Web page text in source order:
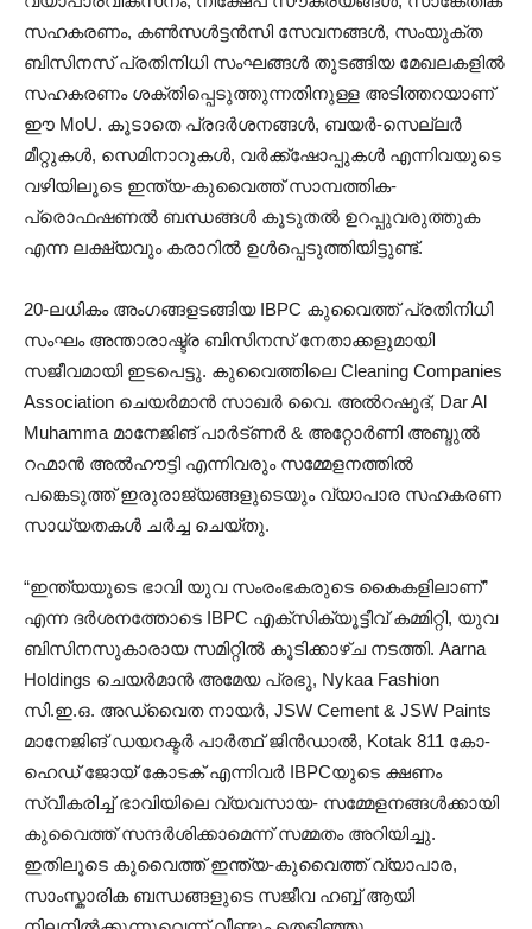
സഹകരണം, കൺസൾട്ടൻസി സേവനങ്ങൾ, സംയുക്ത
ബിസിനസ് പ്രതിനിധി സംഘങ്ങൾ തുടങ്ങിയ മേഖലകളിൽ
സഹകരണം ശക്തിപ്പെടുത്തുന്നതിനുള്ള അടിത്തറയാണ്
ഈ MoU. കൂടാതെ പ്രദർശനങ്ങൾ, ബയർ-സെല്ലർ
മീറ്റുകൾ, സെമിനാറുകൾ, വർക്ക്‌ഷോപ്പുകൾ എന്നിവയുടെ
വഴിയിലൂടെ ഇന്ത്യ-കുവൈത്ത് സാമ്പത്തിക-
പ്രൊഫഷണൽ ബന്ധങ്ങൾ കൂടുതൽ ഉറപ്പുവരുത്തുക
എന്ന ലക്ഷ്യവും കരാറിൽ ഉൾപ്പെടുത്തിയിട്ടുണ്ട്.
20-ലധികം അംഗങ്ങളടങ്ങിയ IBPC കുവൈത്ത് പ്രതിനിധി
സംഘം അന്താരാഷ്ട്ര ബിസിനസ് നേതാക്കളുമായി
സജീവമായി ഇടപെട്ടു. കുവൈത്തിലെ Cleaning Companies
Association ചെയർമാൻ സാഖർ വൈ. അൽറഷൂദ്, Dar Al
Muhamma മാനേജിങ് പാർട്ണർ & അറ്റോർണി അബ്ദുൽ
റഹ്മാൻ അൽഹൗട്ടി എന്നിവരും സമ്മേളനത്തിൽ
പങ്കെടുത്ത് ഇരുരാജ്യങ്ങളുടെയും വ്യാപാര സഹകരണ
സാധ്യതകൾ ചർച്ച ചെയ്തു.
“ഇന്ത്യയുടെ ഭാവി യുവ സംരംഭകരുടെ കൈകളിലാണ്”
എന്ന ദർശനത്തോടെ IBPC എക്സിക്യൂട്ടീവ് കമ്മിറ്റി, യുവ
ബിസിനസുകാരായ സമിറ്റിൽ കൂടിക്കാഴ്ച നടത്തി. Aarna
Holdings ചെയർമാൻ അമേയ പ്രഭു, Nykaa Fashion
സി.ഇ.ഒ. അഡ്വൈത നായർ, JSW Cement & JSW Paints
മാനേജിങ് ഡയറക്ടർ പാർത്ഥ് ജിൻഡാൽ, Kotak 811 കോ-
ഹെഡ് ജോയ് കോടക് എന്നിവർ IBPCയുടെ ക്ഷണം
സ്വീകരിച്ച് ഭാവിയിലെ വ്യവസായ- സമ്മേളനങ്ങൾക്കായി
കുവൈത്ത് സന്ദർശിക്കാമെന്ന് സമ്മതം അറിയിച്ചു.
ഇതിലൂടെ കുവൈത്ത് ഇന്ത്യ-കുവൈത്ത് വ്യാപാര,
സാംസ്കാരിക ബന്ധങ്ങളുടെ സജീവ ഹബ്ബ് ആയി